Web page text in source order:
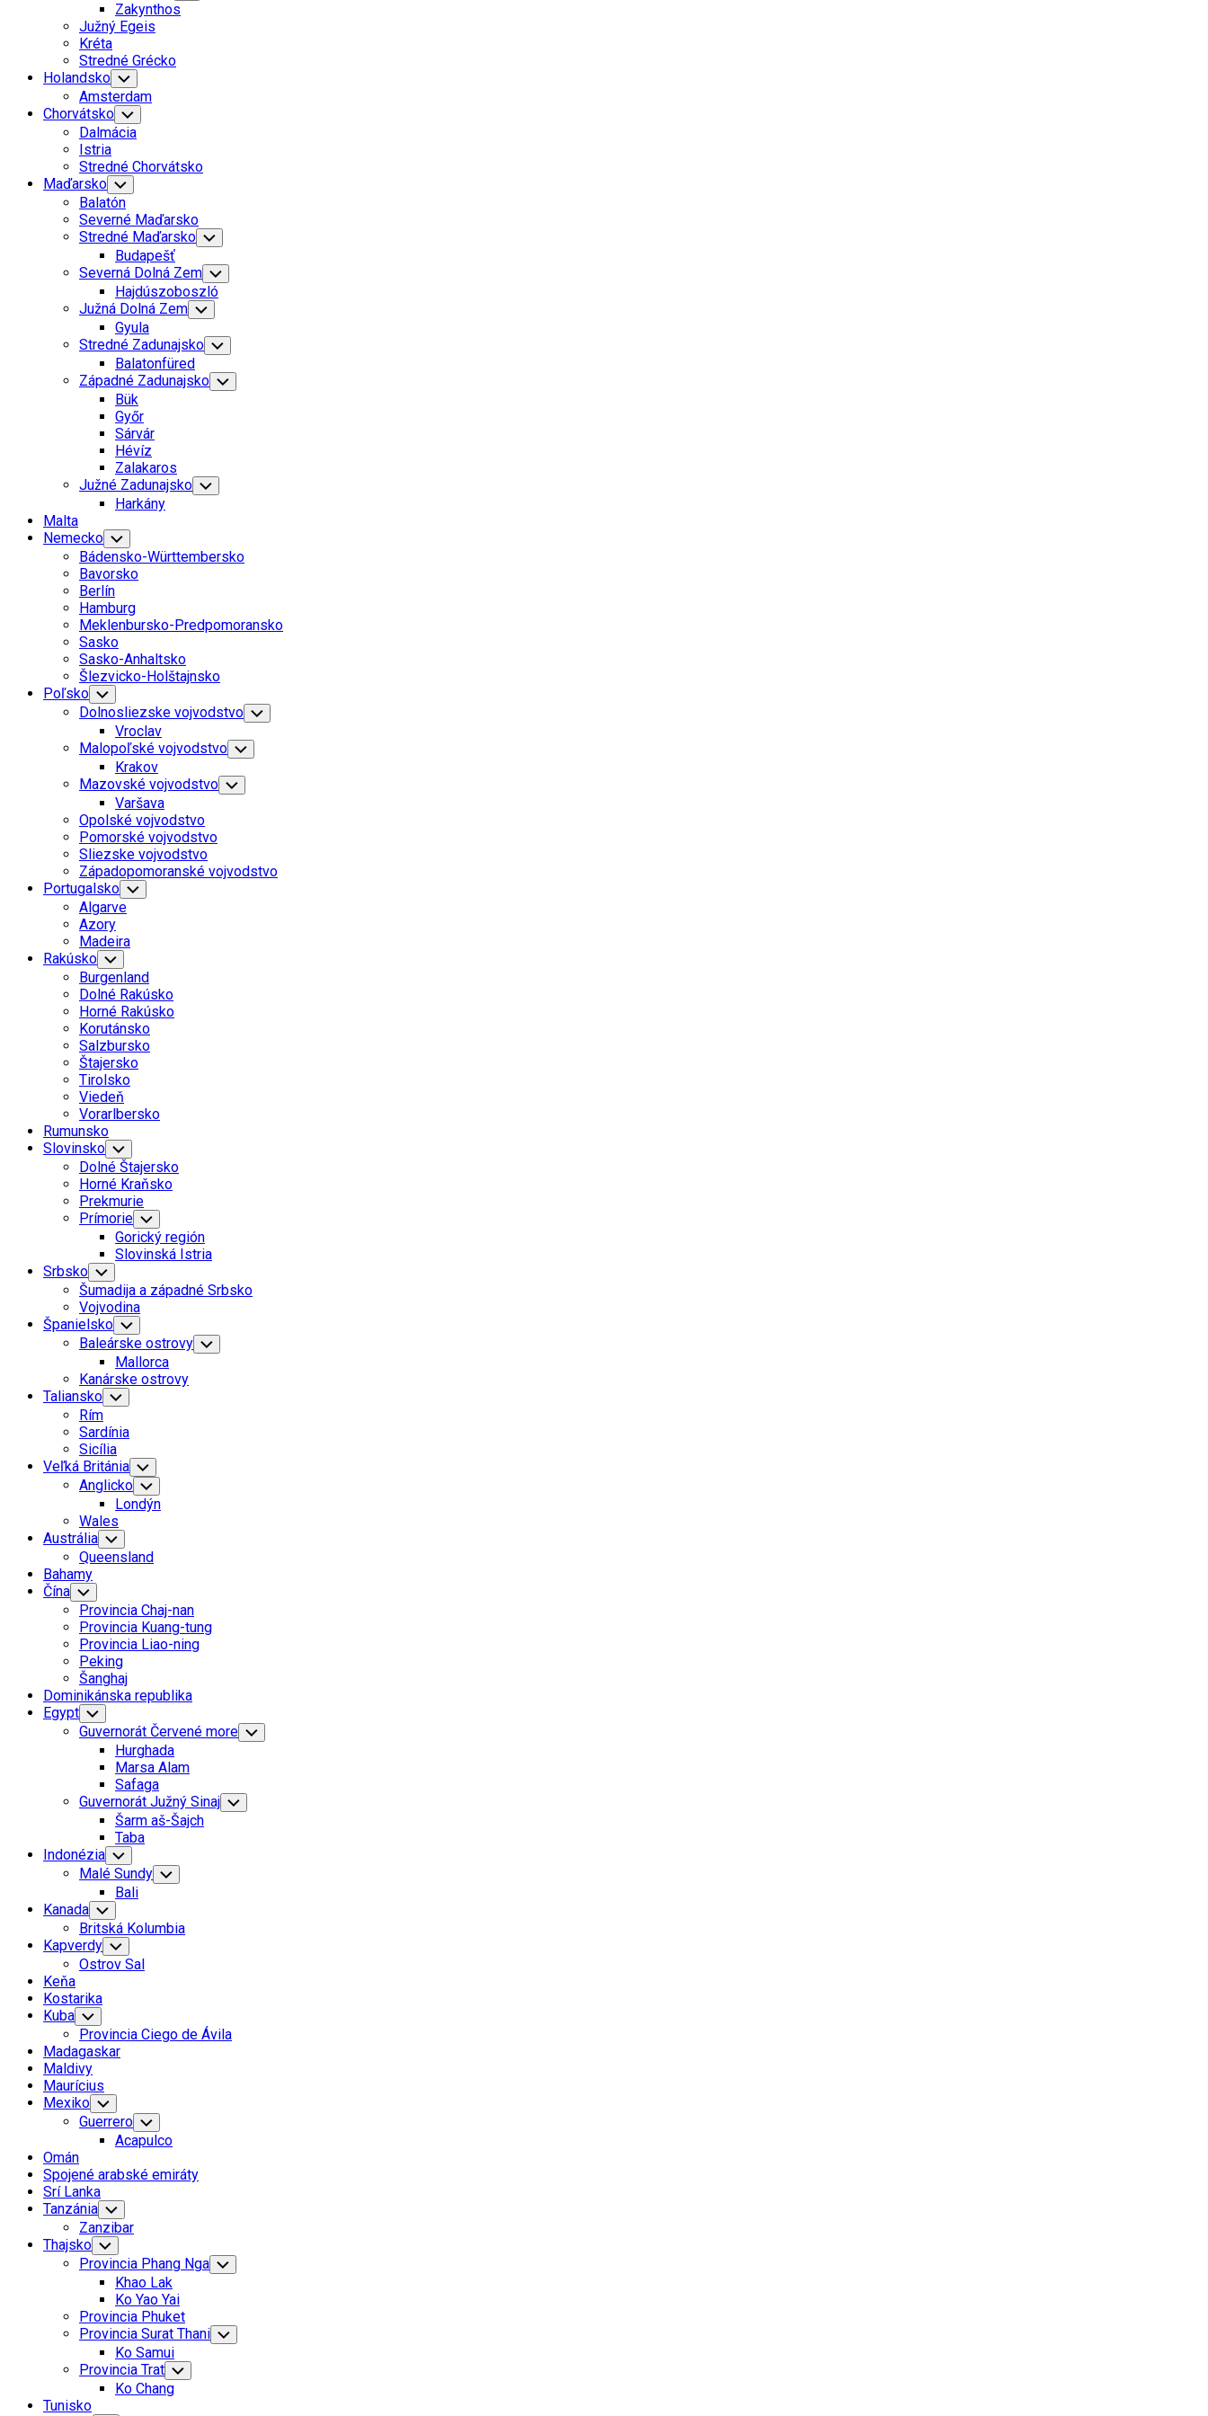
Child
Menu
Zakynthos
Južný Egeis
Kréta
Stredné Grécko
Holandsko Toggle
Child
Menu
Amsterdam
Chorvátsko Toggle
Child
Menu
Dalmácia
Istria
Stredné Chorvátsko
Maďarsko Toggle
Child
Menu
Balatón
Severné Maďarsko
Stredné Maďarsko Toggle
Child
Menu
Budapešť
Severná Dolná Zem Toggle
Child
Menu
Hajdúszoboszló
Južná Dolná Zem Toggle
Child
Menu
Gyula
Stredné Zadunajsko Toggle
Child
Menu
Balatonfüred
Západné Zadunajsko Toggle
Child
Bük
Győr
Sárvár
Hévíz
Zalakaros
Južné Zadunajsko Toggle
Child
Harkány
Malta
Nemecko Toggle
Child
Menu
Bádensko-Württembersko
Bavorsko
Berlín
Hamburg
Meklenbursko-Predpomoransko
Sasko
Sasko-Anhaltsko
Šlezvicko-Holštajnsko
Poľsko Toggle
Child
Menu
Dolnosliezske vojvodstvo Toggle
Child
Menu
Vroclav
Malopoľské vojvodstvo Toggle
Child
Menu
Krakov
Mazovské vojvodstvo Toggle
Child
Varšava
Opolské vojvodstvo
Pomorské vojvodstvo
Sliezske vojvodstvo
Západopomoranské vojvodstvo
Portugalsko Toggle
Child
Menu
Algarve
Azory
Madeira
Rakúsko Toggle
Child
Menu
Burgenland
Dolné Rakúsko
Horné Rakúsko
Korutánsko
Salzbursko
Štajersko
Tirolsko
Viedeň
Vorarlbersko
Rumunsko
Slovinsko Toggle
Child
Menu
Dolné Štajersko
Horné Kraňsko
Prekmurie
Prímorie Toggle
Child
Menu
Gorický región
Slovinská Istria
Srbsko Toggle
Child
Menu
Šumadija a západné Srbsko
Vojvodina
Španielsko Toggle
Child
Menu
Baleárske ostrovy Toggle
Child
Mallorca
Kanárske ostrovy
Taliansko Toggle
Child
Menu
Rím
Sardínia
Sicília
Veľká Británia Toggle
Child
Menu
Anglicko Toggle
Child
Menu
Londýn
Wales
Austrália Toggle
Child
Menu
Queensland
Bahamy
Čína Toggle
Child
Menu
Provincia Chaj-nan
Provincia Kuang-tung
Provincia Liao-ning
Peking
Šanghaj
Dominikánska republika
Egypt Toggle
Child
Menu
Guvernorát Červené more Toggle
Child
Hurghada
Marsa Alam
Safaga
Guvernorát Južný Sinaj Toggle
Child
Šarm aš-Šajch
Taba
Indonézia Toggle
Child
Menu
Malé Sundy Toggle
Child
Bali
Kanada Toggle
Child
Menu
Britská Kolumbia
Kapverdy Toggle
Child
Menu
Ostrov Sal
Keňa
Kostarika
Kuba Toggle
Child
Menu
Provincia Ciego de Ávila
Madagaskar
Maldivy
Maurícius
Mexiko Toggle
Child
Menu
Guerrero Toggle
Child
Menu
Acapulco
Omán
Spojené arabské emiráty
Srí Lanka
Tanzánia Toggle
Child
Menu
Zanzibar
Thajsko Toggle
Child
Menu
Provincia Phang Nga Toggle
Child
Khao Lak
Ko Yao Yai
Provincia Phuket
Provincia Surat Thani Toggle
Child
Ko Samui
Provincia Trat Toggle
Child
Menu
Ko Chang
Tunisko